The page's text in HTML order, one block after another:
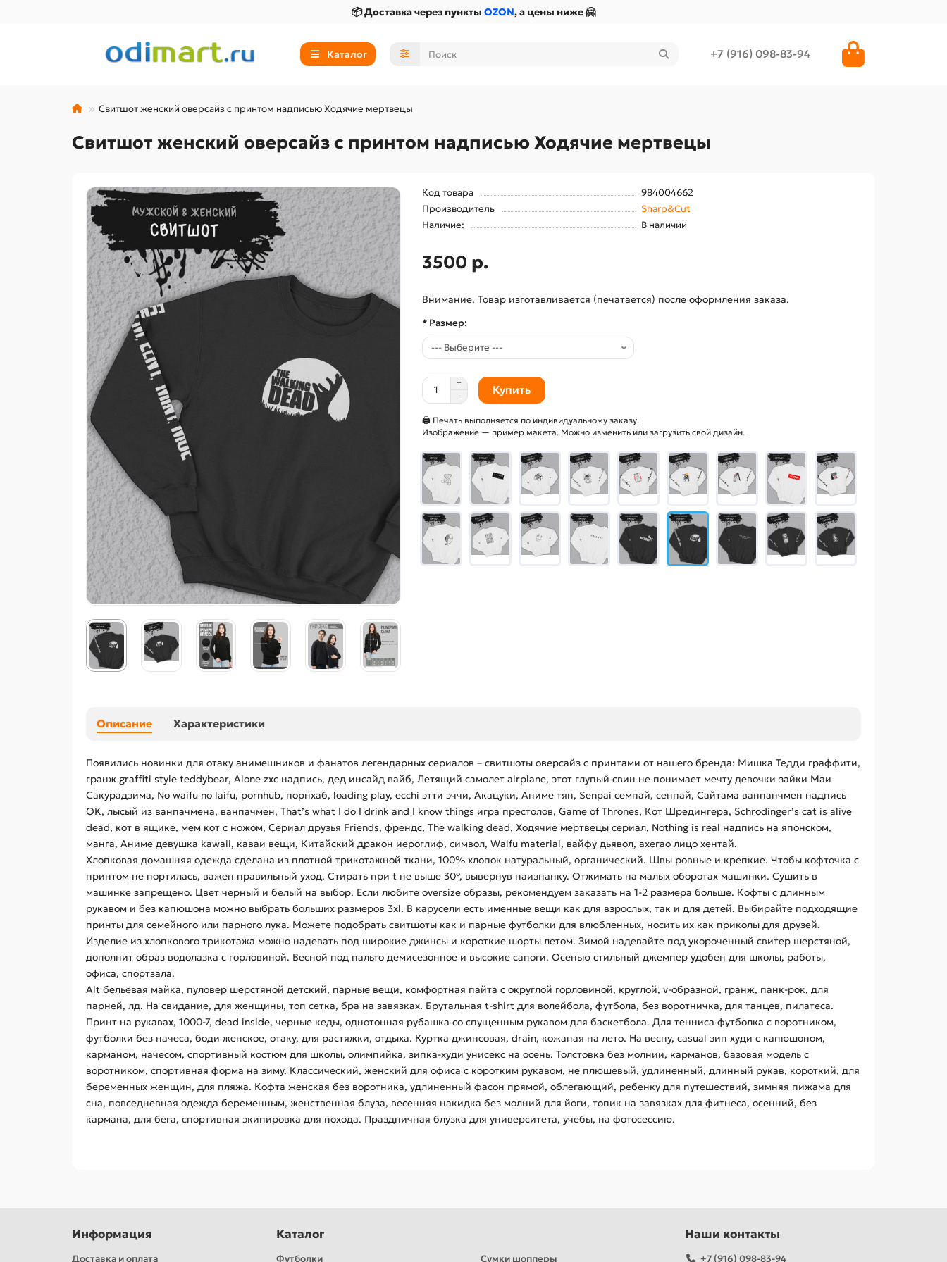
📦 Доставка через пункты OZON, а цены ниже 🤗
Каталог +7 (916) 098-83-94
Свитшот женский оверсайз с принтом надписью Ходячие мертвецы
Свитшот женский оверсайз с принтом надписью Ходячие мертвецы
Код товара
984004662
Производитель
Sharp&Cut
Наличие:
В наличии
3500 р.
Внимание. Товар изготавливается (печатается) после оформления заказа.
* Размер:
Купить
🖨 Печать выполняется по индивидуальному заказу.
Изображение — пример макета. Можно изменить или загрузить свой дизайн.
Описание Характеристики
Появились новинки для отаку анимешников и фанатов легендарных сериалов – свитшоты оверсайз с принтами от нашего бренда: Мишка Тедди граффити,
гранж graffiti style teddybear, Alone zxc надпись, дед инсайд вайб, Летящий самолет airplane, этот глупый свин не понимает мечту девочки зайки Маи
Сакурадзима, No waifu no laifu, pornhub, порнхаб, loading play, ecchi этти эччи, Акацуки, Аниме тян, Senpai семпай, сенпай, Сайтама ванпанчмен надпись
OK, лысый из ванпачмена, ванпачмен, That’s what I do I drink and I know things игра престолов, Game of Thrones, Кот Шредингера, Schrodinger’s cat is alive
dead, кот в ящике, мем кот с ножом, Сериал друзья Friends, френдс, The walking dead, Ходячие мертвецы сериал, Nothing is real надпись на японском,
манга, Аниме девушка kawaii, каваи вещи, Китайский дракон иероглиф, символ, Waifu material, вайфу дьявол, ахегао лицо хентай.
Хлопковая домашняя одежда сделана из плотной трикотажной ткани, 100% хлопок натуральный, органический. Швы ровные и крепкие. Чтобы кофточка с
принтом не портилась, важен правильный уход. Стирать при t не выше 30°, вывернув наизнанку. Отжимать на малых оборотах машинки. Сушить в
машинке запрещено. Цвет черный и белый на выбор. Если любите oversize образы, рекомендуем заказать на 1-2 размера больше. Кофты с длинным
рукавом и без капюшона можно выбрать больших размеров 3xl. В карусели есть именные вещи как для взрослых, так и для детей. Выбирайте подходящие
принты для семейного или парного лука. Можете подобрать свитшоты как и парные футболки для влюбленных, носить их как приколы для друзей.
Изделие из хлопкового трикотажа можно надевать под широкие джинсы и короткие шорты летом. Зимой надевайте под укороченный свитер шерстяной,
дополнит образ водолазка с горловиной. Весной под пальто демисезонное и высокие сапоги. Осенью стильный джемпер удобен для школы, работы,
офиса, спортзала.
Alt бельевая майка, пуловер шерстяной детский, парные вещи, комфортная пайта с округлой горловиной, круглой, v-образной, гранж, панк-рок, для
парней, лд. На свидание, для женщины, топ сетка, бра на завязках. Брутальная t-shirt для волейбола, футбола, без воротничка, для танцев, пилатеса.
Принт на рукавах, 1000-7, dead inside, черные кеды, однотонная рубашка со спущенным рукавом для баскетбола. Для тенниса футболка с воротником,
футболки без начеса, боди женское, отаку, для растяжки, отдыха. Куртка джинсовая, drain, кожаная на лето. На весну, casual зип худи с капюшоном,
карманом, начесом, спортивный костюм для школы, олимпийка, зипка-худи унисекс на осень. Толстовка без молнии, карманов, базовая модель с
воротником, спортивная форма на зиму. Классический, женский для офиса с коротким рукавом, не плюшевый, удлиненный, длинный рукав, короткий, для
беременных женщин, для пляжа. Кофта женская без воротника, удлиненный фасон прямой, облегающий, ребенку для путешествий, зимняя пижама для
сна, повседневная одежда беременным, женственная блуза, весенняя накидка без молний для йоги, топик на завязках для фитнеса, осенний, без
кармана, для бега, спортивная экипировка для похода. Праздничная блузка для университета, учебы, на фотосессию.
Информация
Доставка и оплата
Каталог
Футболки Сумки шопперы
Наши контакты
+7 (916) 098-83-94